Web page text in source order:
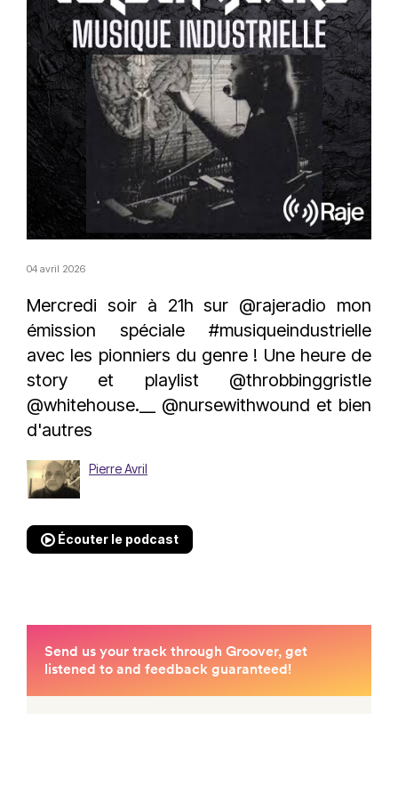
04 avril 2026
Mercredi soir à 21h sur @rajeradio mon
émission spéciale #musiqueindustrielle
avec les pionniers du genre ! Une heure de
story et playlist @throbbinggristle
@whitehouse.__ @nursewithwound et bien
d'autres
Pierre Avril
Écouter le podcast